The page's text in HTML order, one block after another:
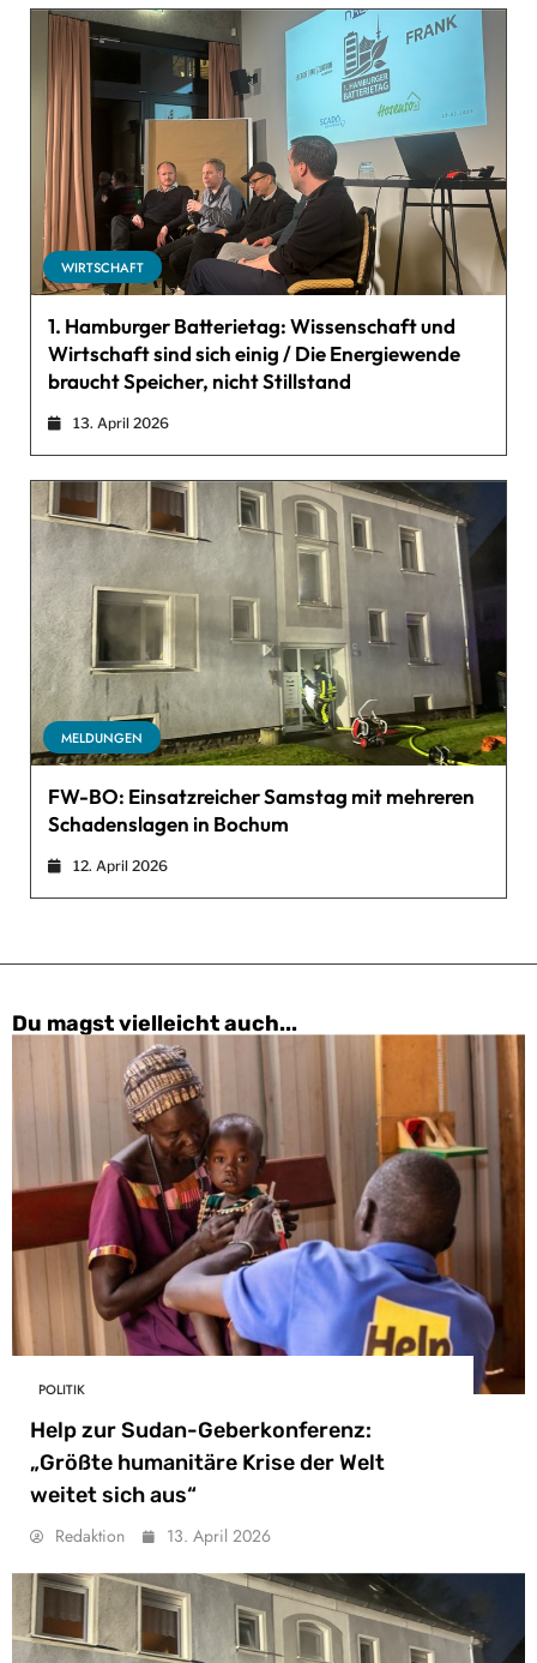
WIRTSCHAFT
1. Hamburger Batterietag: Wissenschaft und
Wirtschaft sind sich einig / Die Energiewende
braucht Speicher, nicht Stillstand
13. April 2026
MELDUNGEN
FW-BO: Einsatzreicher Samstag mit mehreren
Schadenslagen in Bochum
12. April 2026
Du magst vielleicht auch...
POLITIK
Help zur Sudan-Geberkonferenz:
„Größte humanitäre Krise der Welt
weitet sich aus“
Redaktion 13. April 2026